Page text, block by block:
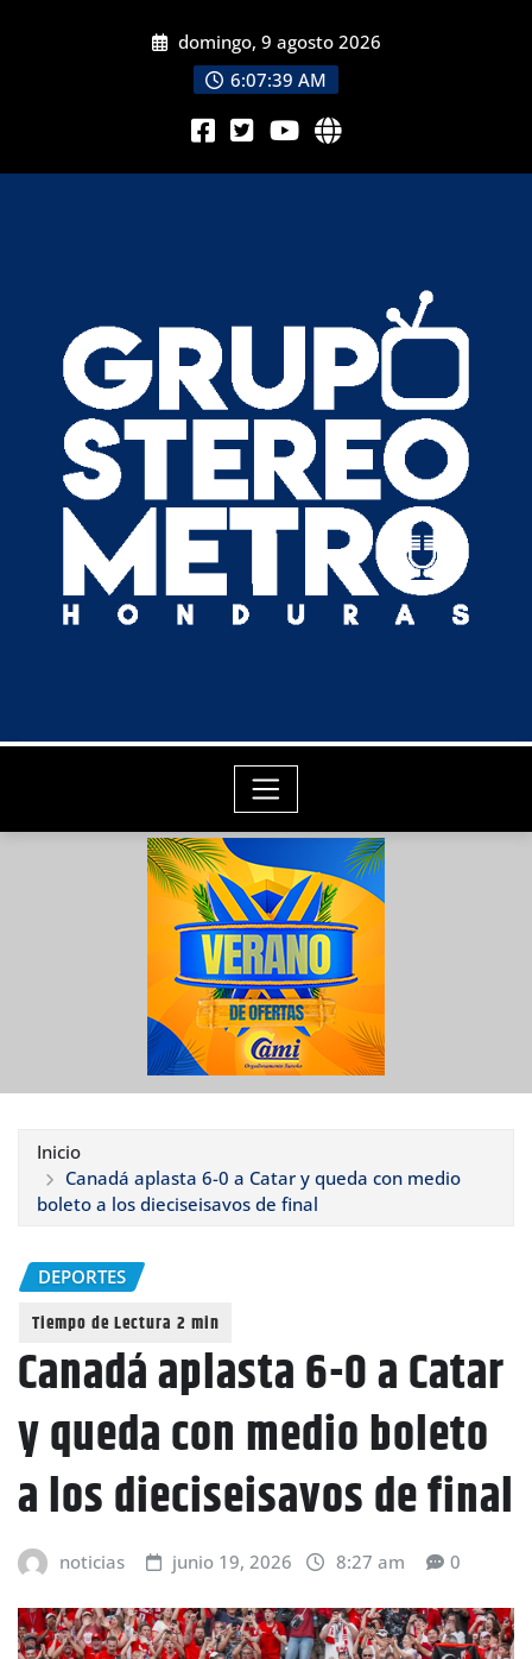
domingo, 9 agosto 2026
6:07:41 AM
Inicio
Canadá aplasta 6-0 a Catar y queda con medio
boleto a los dieciseisavos de final
DEPORTES
Canadá aplasta 6-0 a Catar
y queda con medio boleto
a los dieciseisavos de final
noticias junio 19, 2026 8:27 am 0